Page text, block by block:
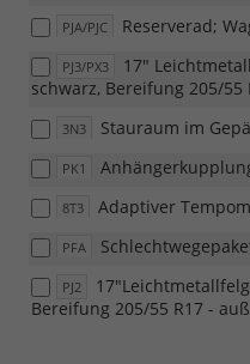
PJA/PJC Reserverad;
PJ3/PX3
17"
schwarz, Bereifung 205/55
3N3 Stauraum im
PK1
8T3 Adaptiver
PFA
PJ2
Bereifung 205/55 R17 -